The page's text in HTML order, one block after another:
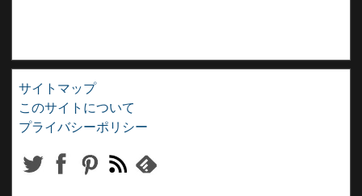
サイトマップ
このサイトについて
プライバシーポリシー